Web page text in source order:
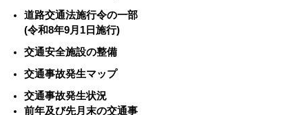
道路交通法施行令の一部
(令和8年9月1日施行)
交通安全施設の整備
交通事故発生マップ
交通事故発生状況
前年及び先月末の交通事